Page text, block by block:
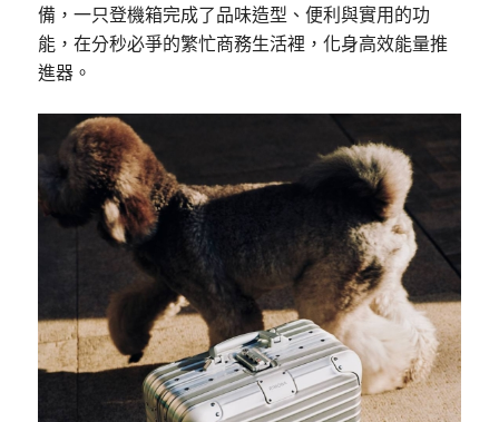
備，一只登機箱完成了品味造型、便利與實用的功
能，在分秒必爭的繁忙商務生活裡，化身高效能量推
進器。